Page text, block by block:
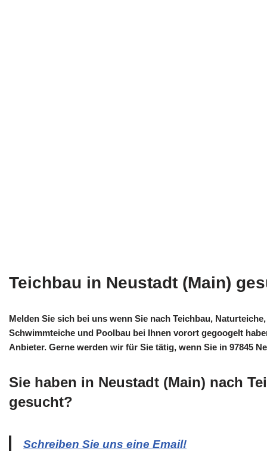
Teichbau in Neustadt (Main)
Melden Sie sich bei uns wenn Sie nach Teichbau,
Schwimmteiche und Poolbau bei Ihnen vorort gegoogelt
Anbieter. Gerne werden wir für Sie tätig, wenn Sie in 97845
Sie haben in Neustadt (Main) nach
gesucht?
Schreiben Sie uns eine Email!